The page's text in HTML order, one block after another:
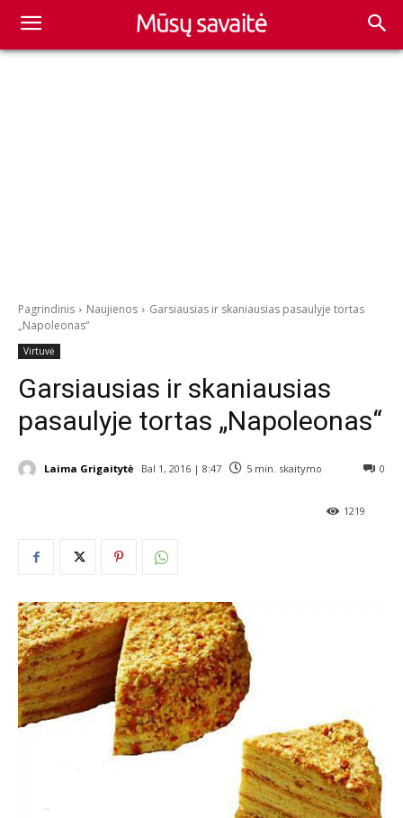
Pagrindinis Naujienos
Garsiausias ir skaniausias pasaulyje tortas
„Napoleonas“
Virtuvė
Garsiausias ir skaniausias
pasaulyje tortas „Napoleonas“
Laima Grigaitytė Bal 1, 2016 | 8:47 5 min. skaitymo 0
1219